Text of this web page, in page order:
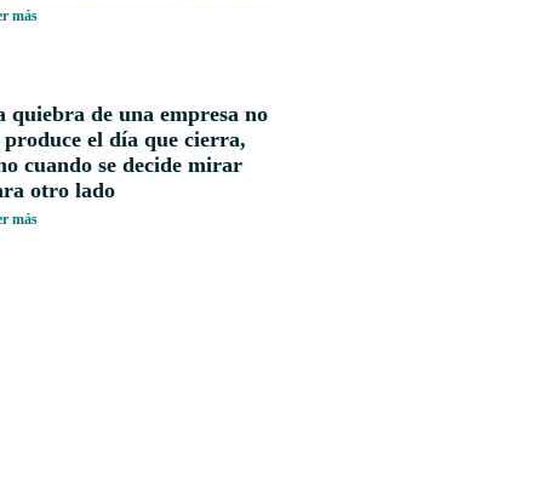
más
quiebra de una empresa no
produce el día que cierra,
cuando se decide mirar
otro lado
más